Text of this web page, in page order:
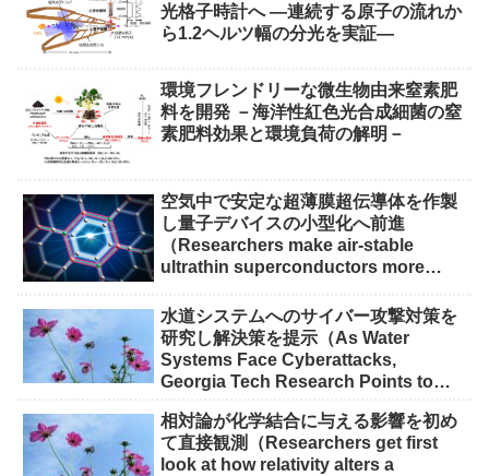
光格子時計へ ―連続する原子の流れか
ら1.2ヘルツ幅の分光を実証―
環境フレンドリーな微生物由来窒素肥
料を開発 －海洋性紅色光合成細菌の窒
素肥料効果と環境負荷の解明－
空気中で安定な超薄膜超伝導体を作製
し量子デバイスの小型化へ前進
（Researchers make air-stable
ultrathin superconductors more
水道システムへのサイバー攻撃対策を
研究し解決策を提示（As Water
Systems Face Cyberattacks,
Georgia Tech Research Points to
相対論が化学結合に与える影響を初め
て直接観測（Researchers get first
look at how relativity alters a